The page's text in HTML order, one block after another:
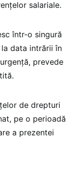
salariale.
într-o singură
data intrării în
prevede
de drepturi
pe o perioadă
a prezentei